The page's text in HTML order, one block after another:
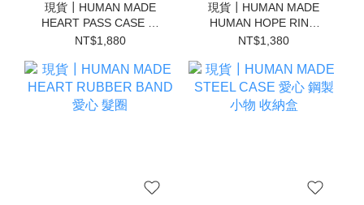
現貨┃HUMAN MADE
HEART PASS CASE 立
體 愛心 伸縮 吊飾 車票夾
NT$1,880
現貨┃HUMAN MADE
HUMAN HOPE RING
SET 愛心 松鼠 戒指
NT$1,380